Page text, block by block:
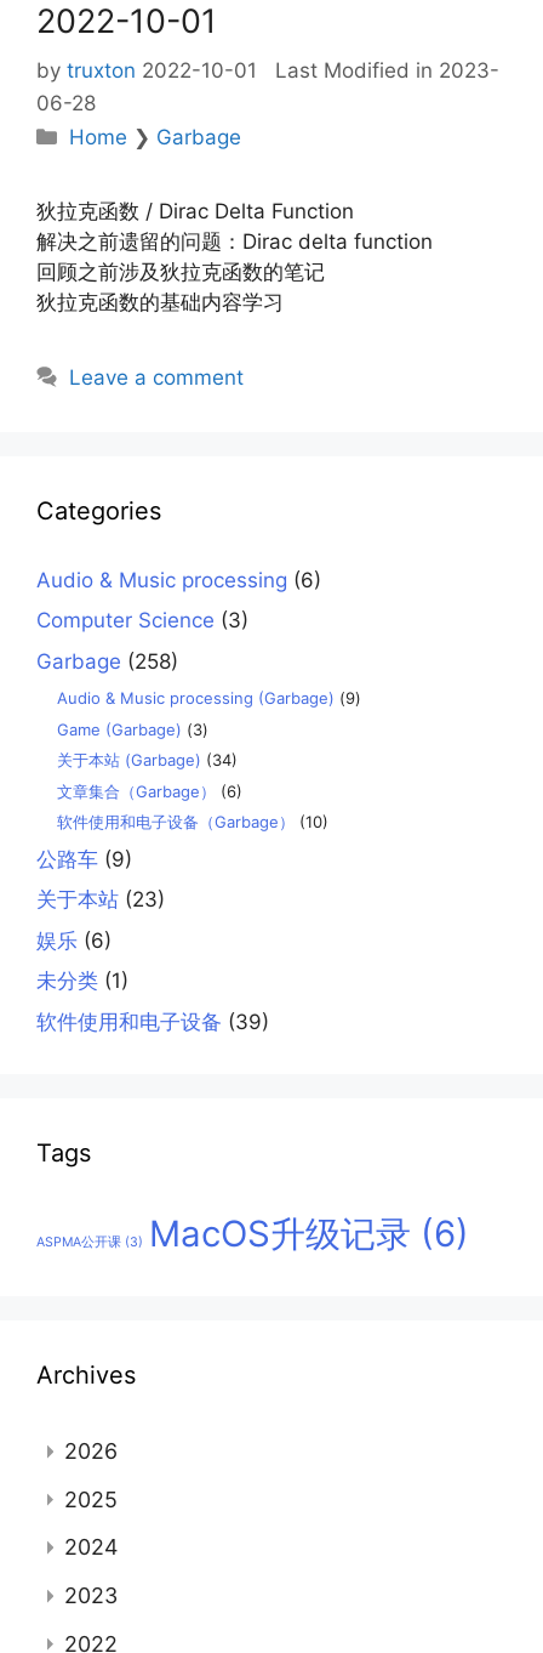
2022-10-01
by truxton 2022-10-01
Last Modified in 2023-
06-28
Categories
Home ❯ Garbage
狄拉克函数 / Dirac Delta Function
解决之前遗留的问题：Dirac delta function
回顾之前涉及狄拉克函数的笔记
狄拉克函数的基础内容学习
Leave a comment
Categories
Audio & Music processing (6)
Computer Science (3)
Garbage (258)
Audio & Music processing (Garbage) (9)
Game (Garbage) (3)
关于本站 (Garbage) (34)
文章集合（Garbage）
(6)
软件使用和电子设备（Garbage）
(10)
公路车 (9)
关于本站 (23)
娱乐 (6)
未分类 (1)
软件使用和电子设备 (39)
Tags
ASPMA公开课 (3) MacOS升级记录 (6)
Archives
2026
2025
2024
2023
2022